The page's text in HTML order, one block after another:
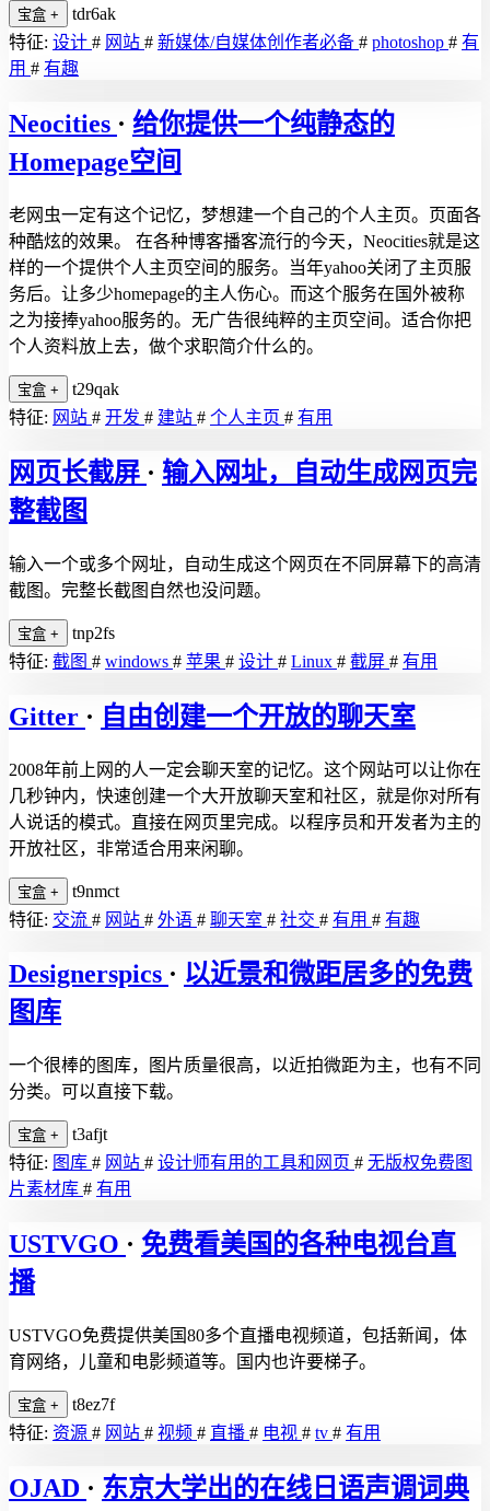
宝盒 +
tdr6ak
特征: 设计 # 网站 # 新媒体/自媒体创作者必备 # photoshop # 有
用 # 有趣
Neocities · 给你提供一个纯静态的
Homepage空间
老网虫一定有这个记忆，梦想建一个自己的个人主页。页面各
种酷炫的效果。 在各种博客播客流行的今天，Neocities就是这
样的一个提供个人主页空间的服务。当年yahoo关闭了主页服
务后。让多少homepage的主人伤心。而这个服务在国外被称
之为接捧yahoo服务的。无广告很纯粹的主页空间。适合你把
个人资料放上去，做个求职简介什么的。
宝盒 +
t29qak
特征: 网站 # 开发 # 建站 # 个人主页 # 有用
网页长截屏 · 输入网址，自动生成网页完
整截图
输入一个或多个网址，自动生成这个网页在不同屏幕下的高清
截图。完整长截图自然也没问题。
宝盒 +
tnp2fs
特征: 截图 # windows # 苹果 # 设计 # Linux # 截屏 # 有用
Gitter · 自由创建一个开放的聊天室
2008年前上网的人一定会聊天室的记忆。这个网站可以让你在
几秒钟内，快速创建一个大开放聊天室和社区，就是你对所有
人说话的模式。直接在网页里完成。以程序员和开发者为主的
开放社区，非常适合用来闲聊。
宝盒 +
t9nmct
特征: 交流 # 网站 # 外语 # 聊天室 # 社交 # 有用 # 有趣
Designerspics · 以近景和微距居多的免费
图库
一个很棒的图库，图片质量很高，以近拍微距为主，也有不同
分类。可以直接下载。
宝盒 +
t3afjt
特征: 图库 # 网站 # 设计师有用的工具和网页 # 无版权免费图
片素材库 # 有用
USTVGO · 免费看美国的各种电视台直
播
USTVGO免费提供美国80多个直播电视频道，包括新闻，体
育网络，儿童和电影频道等。国内也许要梯子。
宝盒 +
t8ez7f
特征: 资源 # 网站 # 视频 # 直播 # 电视 # tv # 有用
OJAD · 东京大学出的在线日语声调词典